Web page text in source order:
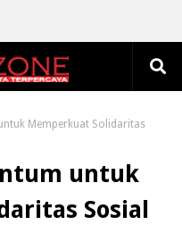
Memperkuat Solidaritas
untuk
Sosial